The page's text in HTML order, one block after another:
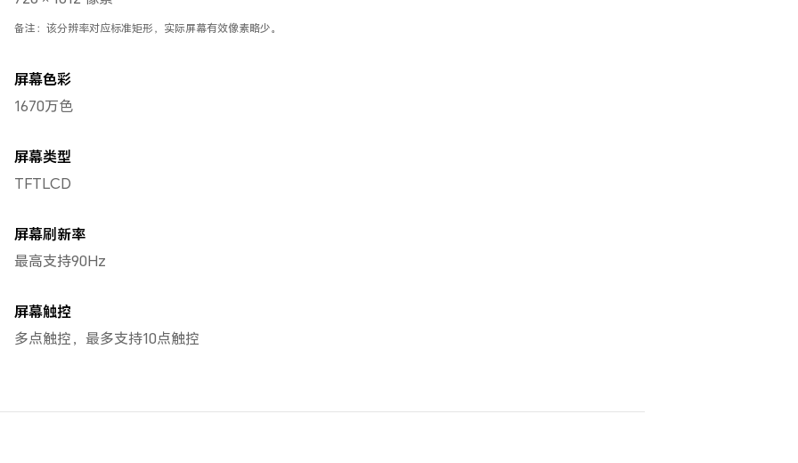
备注：该分辨率对应标准矩形，实际屏幕有效像素略少。
屏幕色彩
1670万色
屏幕类型
TFTLCD
屏幕刷新率
最高支持90Hz
屏幕触控
多点触控，最多支持10点触控